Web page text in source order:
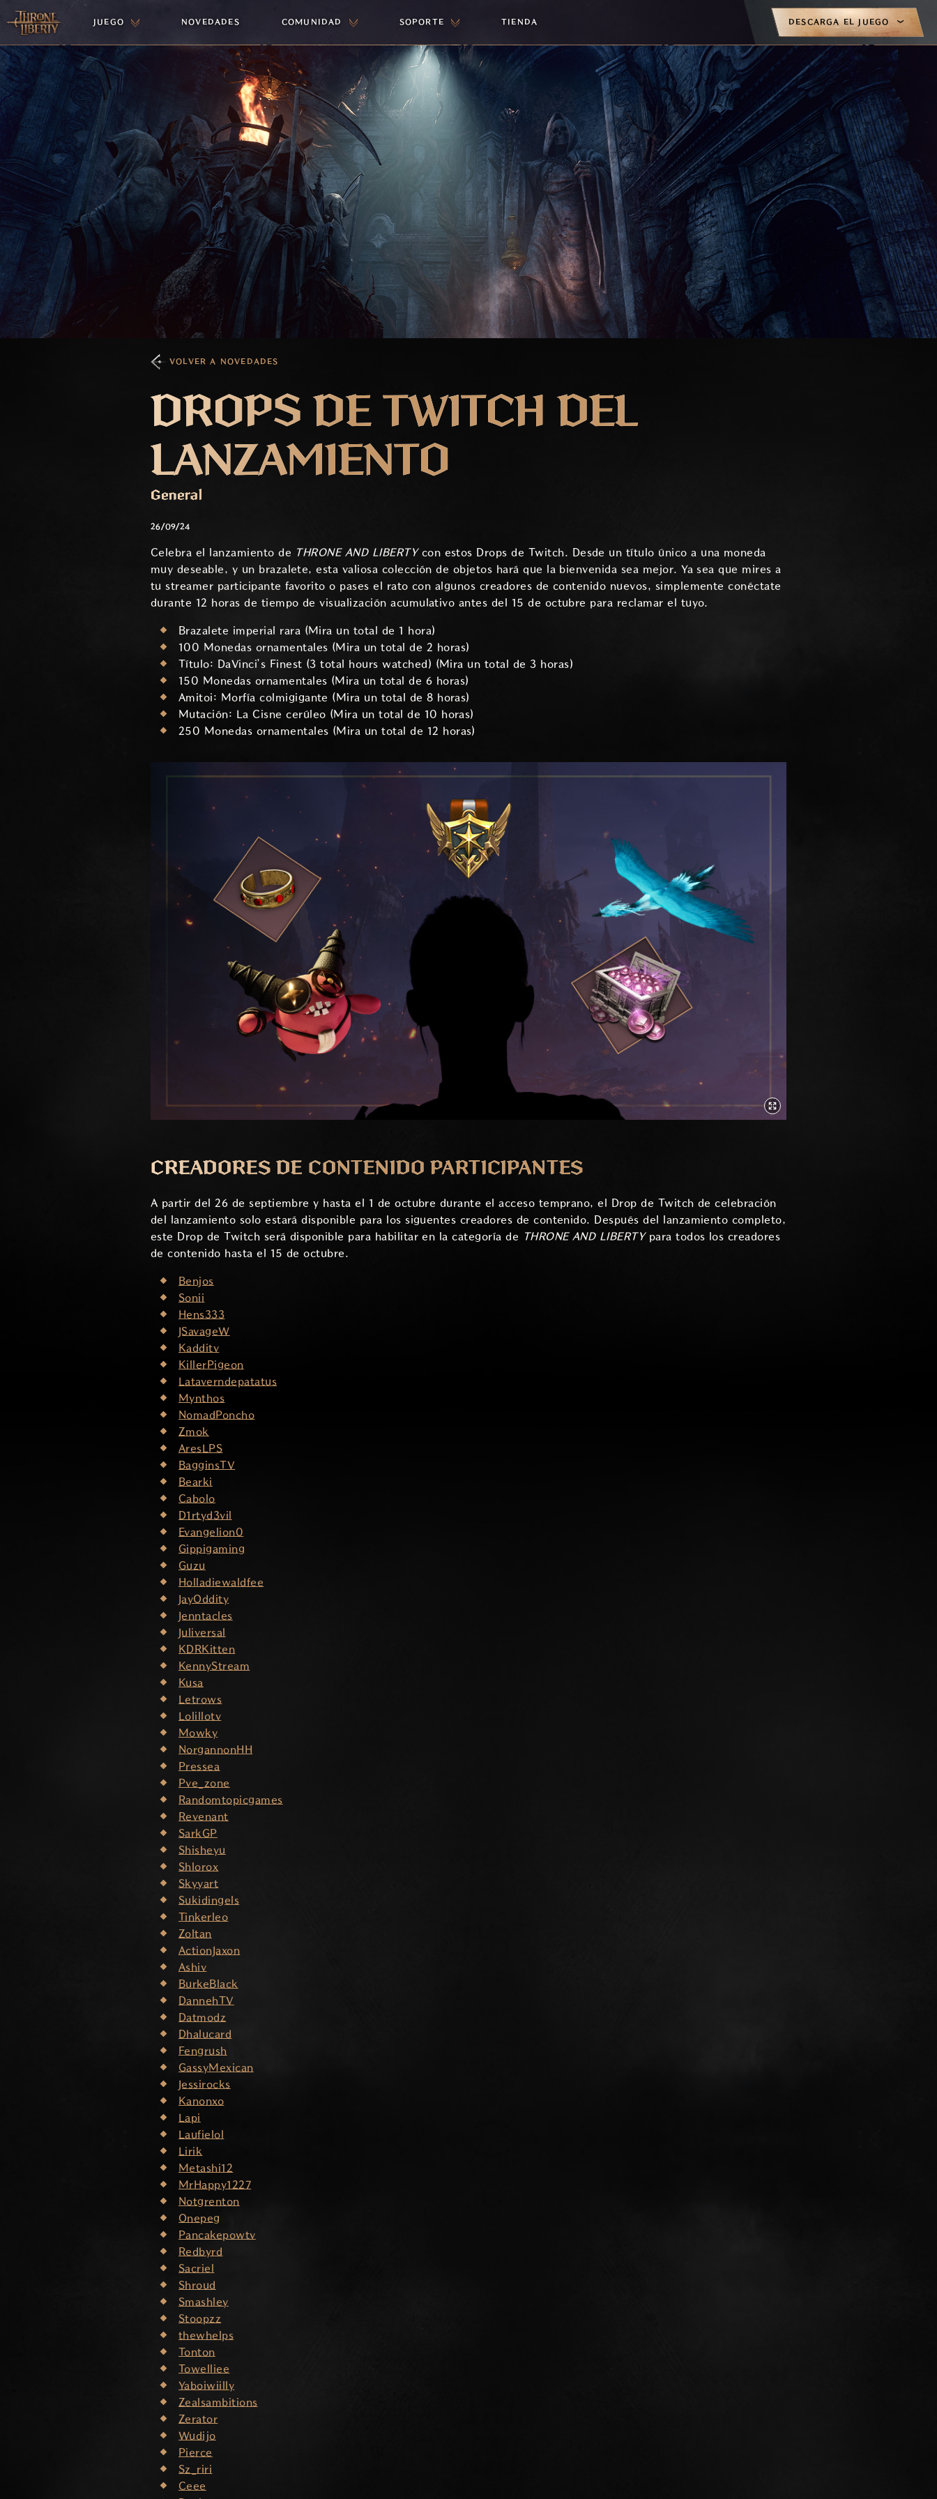
JUEGO NOVEDADES COMUNIDAD SOPORTE TIENDA DESCARGA EL JUEGO
VOLVER A NOVEDADES
DROPS DE TWITCH DEL
LANZAMIENTO
General
26/09/24
Celebra el lanzamiento de THRONE AND LIBERTYcon estos Drops de Twitch. Desde un título único a una moneda
muy deseable, y un brazalete, esta valiosa colección de objetos hará que la bienvenida sea mejor. Ya sea que mires a
tu streamer participante favorito o pases el rato con algunos creadores de contenido nuevos, simplemente conéctate
durante 12 horas de tiempo de visualización acumulativo antes del 15 de octubre para reclamar el tuyo.
Brazalete imperial rara (Mira un total de 1 hora)
100 Monedas ornamentales (Mira un total de 2 horas)
Título: DaVinci’s Finest (3 total hours watched) (Mira un total de 3 horas)
150 Monedas ornamentales (Mira un total de 6 horas)
Amitoi: Morfía colmigigante (Mira un total de 8 horas)
Mutación: La Cisne cerúleo (Mira un total de 10 horas)
250 Monedas ornamentales (Mira un total de 12 horas)
CREADORES DE CONTENIDO PARTICIPANTES
A partir del 26 de septiembre y hasta el 1 de octubre durante el acceso temprano, el Drop de Twitch de celebración
del lanzamiento solo estará disponible para los siguentes creadores de contenido. Después del lanzamiento completo,
este Drop de Twitch será disponible para habilitar en la categoría de THRONE AND LIBERTY para todos los creadores
de contenido hasta el 15 de octubre.
Benjos
Sonii
Hens333
JSavageW
Kadditv
KillerPigeon
Lataverndepatatus
Mynthos
NomadPoncho
Zmok
AresLPS
BagginsTV
Bearki
Cabolo
D1rtyd3vil
Evangelion0
Gippigaming
Guzu
Holladiewaldfee
JayOddity
Jenntacles
Juliversal
KDRKitten
KennyStream
Kusa
Letrows
Lolillotv
Mowky
NorgannonHH
Pressea
Pve_zone
Randomtopicgames
Revenant
SarkGP
Shisheyu
Shlorox
Skyyart
Sukidingels
Tinkerleo
Zoltan
ActionJaxon
Ashiv
BurkeBlack
DannehTV
Datmodz
Dhalucard
Fengrush
GassyMexican
Jessirocks
Kanonxo
Lapi
Laufielol
Lirik
Metashi12
MrHappy1227
Notgrenton
Onepeg
Pancakepowtv
Redbyrd
Sacriel
Shroud
Smashley
Stoopzz
thewhelps
Tonton
Towelliee
Yaboiwiilly
Zealsambitions
Zerator
Wudijo
Pierce
Sz_riri
Ceee